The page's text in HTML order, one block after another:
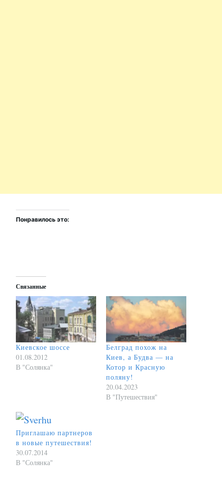
Понравилось это:
Связанные
Киевское шоссе
01.08.2012
В "Солянка"
Белград похож на
Киев, а Будва — на
Котор и Красную
поляну!
20.04.2023
В "Путешествия"
Приглашаю партнеров
в новые путешествия!
30.07.2014
В "Солянка"